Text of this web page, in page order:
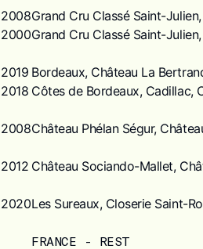
2008Grand Cru Classé Saint-
2000Grand Cru Classé Saint-
2019 Bordeaux, Château La
2018 Côtes de Bordeaux, Cadillac,
2008Château Phélan Ségur,
2012 Château Sociando-Mallet,
2020Les Sureaux, Closerie Saint-
FRANCE - REST